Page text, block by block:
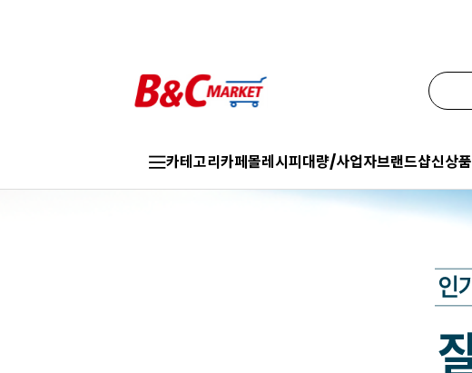
카테고리카페몰레시피대량/사업자브랜드샵신상품